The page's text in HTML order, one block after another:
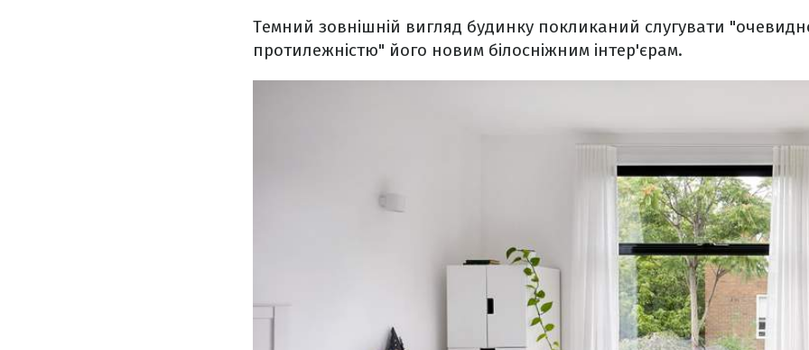
Темний зовнішній вигляд будинку покликаний слугувати
протилежністю" його новим білосніжним інтер'єрам.